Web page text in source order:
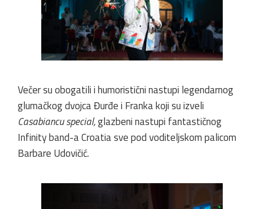
Večer su obogatili i humoristični nastupi legendarnog
glumačkog dvojca Đurđe i Franka koji su izveli
Casabiancu special,glazbeni nastupi fantastičnog
Infinity band-a Croatia sve pod voditeljskom palicom
Barbare Udovičić.